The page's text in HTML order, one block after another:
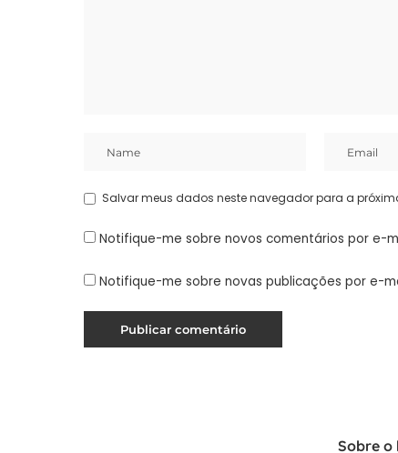
Salvar meus dados neste navegador para a
Notifique-me sobre novos comentários por e-
Notifique-me sobre novas publicações por e-
Sobre o